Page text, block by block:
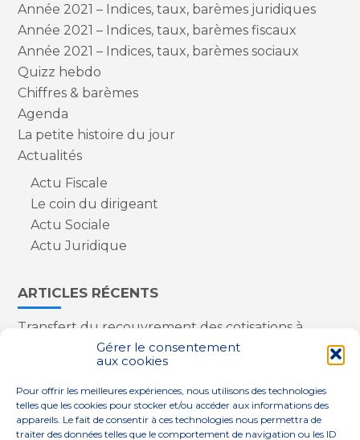
Gérer le consentement
aux cookies
Pour offrir les meilleures expériences, nous utilisons des technologies
telles que les cookies pour stocker et/ou accéder aux informations des
appareils. Le fait de consentir à ces technologies nous permettra de
traiter des données telles que le comportement de navigation ou les ID
Année 2021 – Indices, taux, barèmes juridiques
Année 2021 – Indices, taux, barèmes fiscaux
Année 2021 – Indices, taux, barèmes sociaux
Quizz hebdo
Chiffres & barèmes
Agenda
La petite histoire du jour
Actualités
Actu Fiscale
Le coin du dirigeant
Actu Sociale
Actu Juridique
ARTICLES RÉCENTS
Transfert du recouvrement des cotisations à
l’Urssaf : des nouveautés
Appareils reconditionnés : annulation de la
Contrôle de la qualité de l’air dans les ERP
Industriels : le point sur les dernières évolutions
réglementaires